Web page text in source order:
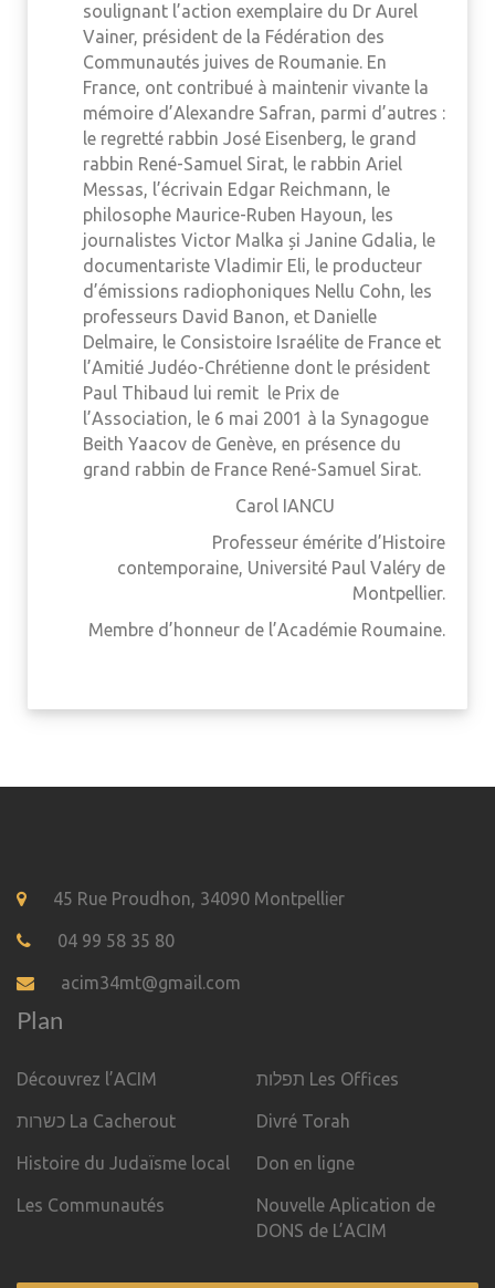
soulignant l’action exemplaire du Dr Aurel
Vainer, président de la Fédération des
Communautés juives de Roumanie. En
France, ont contribué à maintenir vivante la
mémoire d’Alexandre Safran, parmi d’autres :
le regretté rabbin José Eisenberg, le grand
rabbin René-Samuel Sirat, le rabbin Ariel
Messas, l’écrivain Edgar Reichmann, le
philosophe Maurice-Ruben Hayoun, les
journalistes Victor Malka și Janine Gdalia, le
documentariste Vladimir Eli, le producteur
d’émissions radiophoniques Nellu Cohn, les
professeurs David Banon, et Danielle
Delmaire, le Consistoire Israélite de France et
l’Amitié Judéo-Chrétienne dont le président
Paul Thibaud lui remit le Prix de
l’Association, le 6 mai 2001 à la Synagogue
Beith Yaacov de Genève, en présence du
grand rabbin de France René-Samuel Sirat.
Carol IANCU
Professeur émérite d’Histoire
contemporaine, Université Paul Valéry de
Montpellier.
Membre d’honneur de l’Académie Roumaine.
45 Rue Proudhon, 34090 Montpellier
04 99 58 35 80
acim34mt@gmail.com
Plan
Découvrez l’ACIM
כשרות La Cacherout
Histoire du Judaïsme local
Les Communautés
תפלות Les Offices
Divré Torah
Don en ligne
Nouvelle Aplication de
DONS de L’ACIM